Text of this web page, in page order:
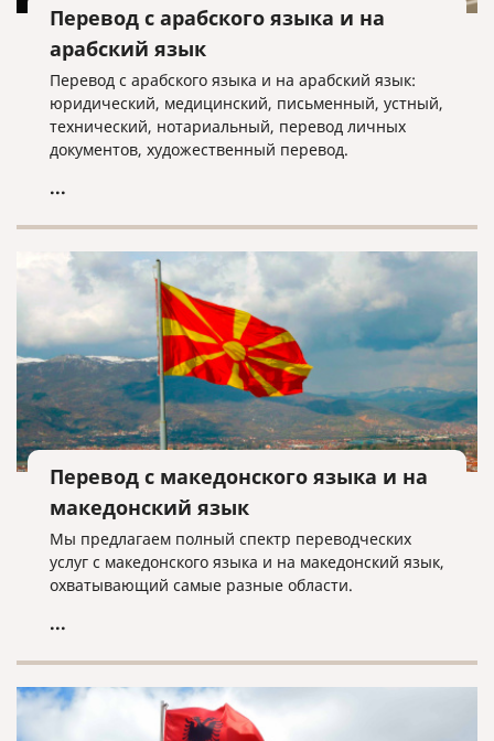
Перевод с арабского языка и на
арабский язык
Перевод с арабского языка и на арабский язык:
юридический, медицинский, письменный, устный,
технический, нотариальный, перевод личных
документов, художественный перевод.
...
Перевод с македонского языка и на
македонский язык
Мы предлагаем полный спектр переводческих
услуг с македонского языка и на македонский язык,
охватывающий самые разные области.
...